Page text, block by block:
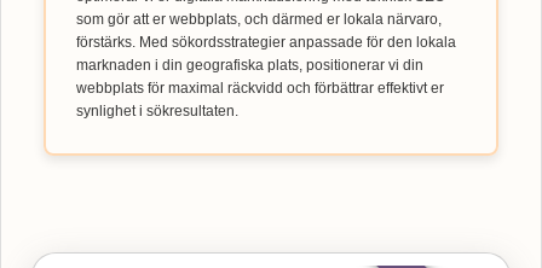
som gör att er webbplats, och därmed er lokala närvaro,
förstärks. Med sökordsstrategier anpassade för den lokala
marknaden i din geografiska plats, positionerar vi din
webbplats för maximal räckvidd och förbättrar effektivt er
synlighet i sökresultaten.